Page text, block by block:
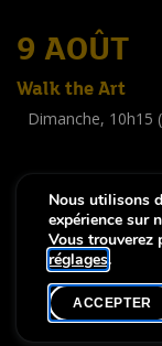
9 AOÛT
Walk the Art
Dimanche, 10h15
Notice légale-
Copyright © 2026,
Nous utilisons
expérience sur
Vous trouverez
réglages.
ACCEPTER